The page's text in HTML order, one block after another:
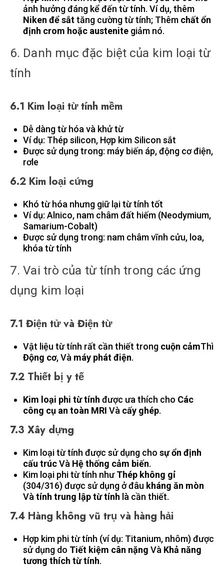
ảnh hưởng đáng kể đến từ tính. Ví dụ, thêm
Niken để sắttăng cường từ tính; Thêm chất ổn
định crom hoặc austenite giảm nó.
6. Danh mục đặc biệt của kim loại từ
tính
6.1 Kim loại từ tính mềm
Dễ dàng từ hóa và khử từ
Ví dụ: Thép silicon, Hợp kim Silicon sắt
Được sử dụng trong: máy biến áp, động cơ điện,
rơle
6.2 Kim loại cứng
Khó từ hóa nhưng giữ lại từ tính tốt
Ví dụ: Alnico, nam châm đất hiếm (Neodymium,
Samarium-Cobalt)
Được sử dụng trong: nam châm vĩnh cửu, loa,
khóa từ tính
7. Vai trò của từ tính trong các ứng
dụng kim loại
7.1 Điện tử và Điện từ
Vật liệu từ tính rất cần thiết trong cuộn cảmThì
Động cơ, Và máy phát điện.
7.2 Thiết bị y tế
Kim loại phi từ tính được ưa thích cho Các
công cụ an toàn MRI Và cấy ghép.
7.3 Xây dựng
Kim loại từ tính được sử dụng cho sự ổn định
cấu trúcVà Hệ thống cảm biến.
Kim loại phi từ tính nhưThép không gỉ
(304/316) được sử dụng ở đâu kháng ăn mòn
Và tính trung lập từ tính là cần thiết.
7.4 Hàng không vũ trụ và hàng hải
Hợp kim phi từ tính (ví dụ: Titanium, nhôm) được
sử dụng do Tiết kiệm cân nặng Và Khả năng
tương thích từ tính.